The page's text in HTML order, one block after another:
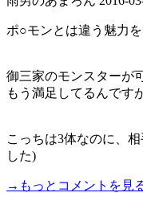
ポ○モンとは違う魅力を
御三家のモンスターが
もう満足してるんです
こっちは3体なのに、
した)
→もっとコメントを見